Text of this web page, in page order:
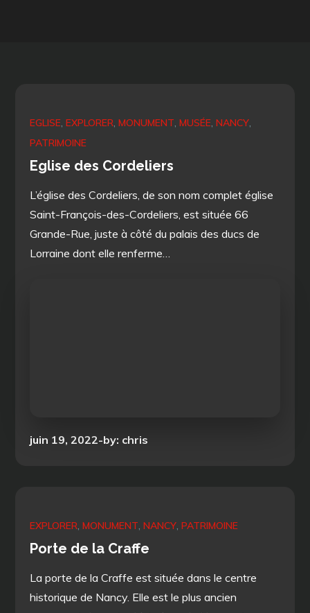
EGLISE EXPLORER MONUMENT MUSÉE NANCY
PATRIMOINE
Eglise des Cordeliers
L’église des Cordeliers, de son nom complet église
Saint-François-des-Cordeliers, est située 66
Grande-Rue, juste à côté du palais des ducs de
Lorraine dont elle renferme…
Posted
juin 19, 2022 by: chris
EXPLORER MONUMENT NANCY PATRIMOINE
Porte de la Craffe
La porte de la Craffe est située dans le centre
historique de Nancy. Elle est le plus ancien